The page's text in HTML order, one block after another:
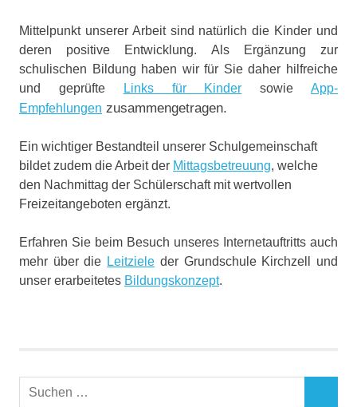
Mittelpunkt unserer Arbeit sind natürlich die Kinder und
deren positive Entwicklung. Als Ergänzung zur
schulischen Bildung haben wir für Sie daher hilfreiche
und geprüfte
Links für Kinder sowieApp-
Empfehlungen zusammengetragen.
Ein wichtiger Bestandteil unserer Schulgemeinschaft
bildet zudem die Arbeit der Mittagsbetreuung, welche
den Nachmittag der Schülerschaft mit wertvollen
Freizeitangeboten ergänzt.
Erfahren Sie beim Besuch unseres Internetauftritts auch
mehr über die Leitziele der Grundschule Kirchzell und
unser erarbeitetes Bildungskonzept.
Suchen